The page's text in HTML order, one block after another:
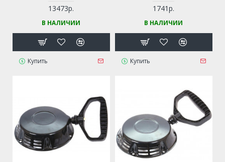
13473р.
В НАЛИЧИИ
Купить
HYUNDAI, DDE, ARMADA,
ELITECH, PATRIOT, EXPERT,
EFCO, HUTER, PRORAB, AL-
KO, ABM BLIZZARD, TEXAS И
ПР. (СМ. ОПИСАНИЕ)
1741р.
В НАЛИЧИИ
Купить